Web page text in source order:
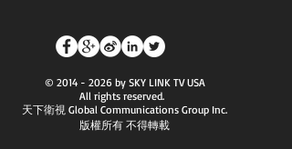
© 2014 - 2026 by SKY LINK TV USA
All rights reserved.
天下衛視 Global Communications Group Inc.
版權所有 不得轉載